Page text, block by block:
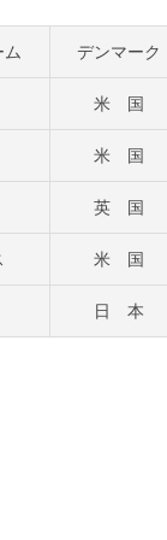
デンマーク
米 国
米 国
英 国
米 国
日 本